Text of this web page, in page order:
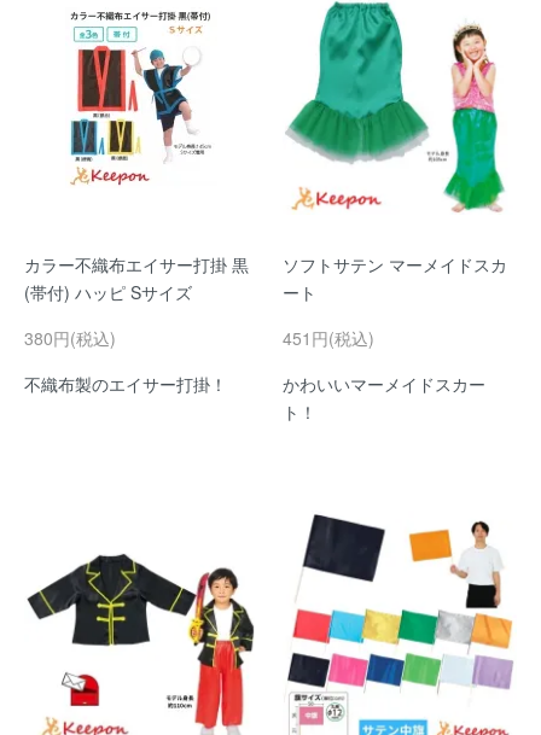
カラー不織布エイサー打掛 黒
(帯付) ハッピ Sサイズ
380円(税込)
不織布製のエイサー打掛！
ソフトサテン マーメイドスカ
ート
451円(税込)
かわいいマーメイドスカー
ト！